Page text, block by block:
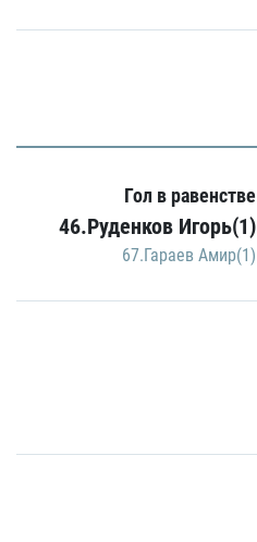
Гол в равенстве
46.Руденков Игорь(1)
67.Гараев Амир(1)